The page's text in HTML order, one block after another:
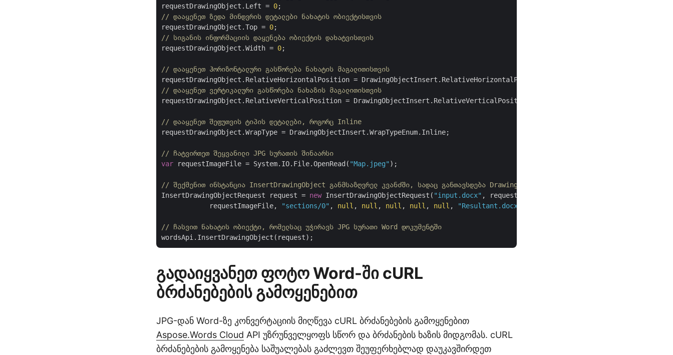
requestDrawingObject.Left = 0
// დააყენეთ ზედა მინდვრის დეტალები ნახატის ობიექტისთვის
requestDrawingObject.Top = 0
// სიგანის ინფორმაციის დაყენება ობიექტის დახატვისთვის
requestDrawingObject.Width = 0;
// დააყენეთ ჰორიზონტალური გასწორება ნახატის მაგალითისთვის
// დააყენეთ ვერტიკალური გასწორება ნახაზის მაგალითისთვის
requestDrawingObject.RelativeVerticalPosition = DrawingObjectInsert.RelativeVerticalPositionEnum.Margin;
// დააყენეთ შეფუთვის ტიპის დეტალები, როგორც Inline
requestDrawingObject.WrapType = DrawingObjectInsert.WrapTypeEnum.Inline;
// ჩატვირთეთ შეყვანილი JPG სურათის შინაარსი
var requestImageFile = System.IO.File.OpenRead( "Map.jpeg" );
// შექმენით ინსტანცია InsertDrawingObject განმსაზღვრელ კვანძში, სადაც განთავსდება Drawing ობიექტი
InsertDrawingObjectRequest request = new InsertDrawingObjectRequest( "input.docx" , requestDrawingObject,
            requestImageFile,
"sections/0" , null , null , null , null , null , "Resultant.docx"
// ჩასვით ნახატის ობიექტი, რომელსაც უჭირავს JPG სურათი Word დოკუმენტში
გადაიყვანეთ ფოტო Word-ში cURL
ბრძანებების გამოყენებით
JPG-დან Word-ზე კონვერტაციის მიღწევა cURL ბრძანებების გამოყენებით
Aspose.Words Cloud API უზრუნველყოფს სწორ და ბრძანების ხაზის მიდგომას. cURL
ბრძანებების გამოყენება საშუალებას გაძლევთ შეუფერხებლად დაუკავშირდეთ